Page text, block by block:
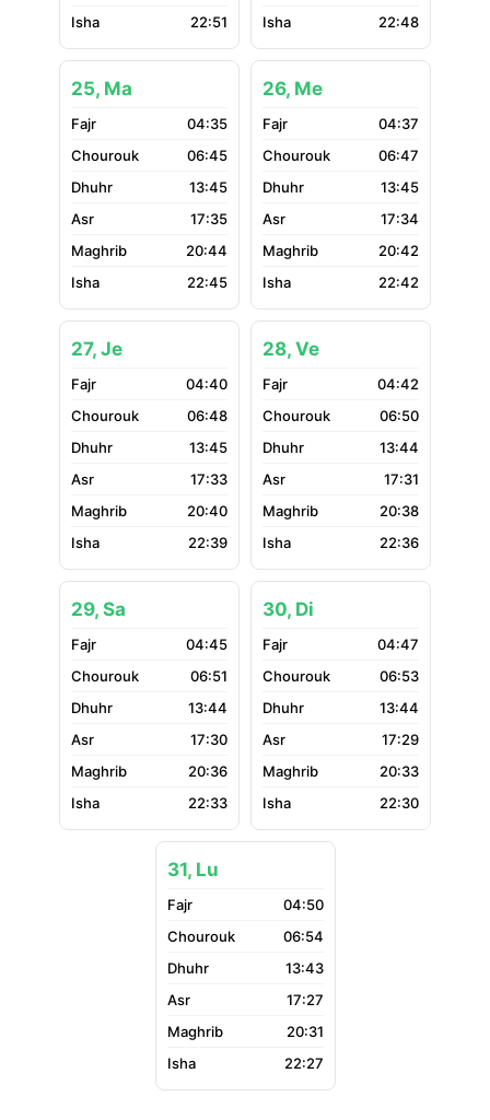
22:51
22:48
25, Ma
04:35
06:45
13:45
17:35
20:44
22:45
26, Me
04:37
06:47
13:45
17:34
20:42
22:42
27, Je
04:40
06:48
13:45
17:33
20:40
22:39
28, Ve
04:42
06:50
13:44
17:31
20:38
22:36
29, Sa
04:45
06:51
13:44
17:30
20:36
22:33
30, Di
04:47
06:53
13:44
17:29
20:33
22:30
31, Lu
04:50
06:54
13:43
17:27
20:31
22:27